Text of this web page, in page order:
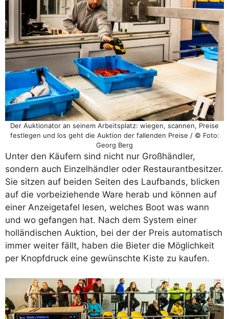
Der Auktionator an seinem Arbeitsplatz: wiegen, scannen, Preise
festlegen und los geht die Auktion der fallenden Preise / © Foto:
Georg Berg
Unter den Käufern sind nicht nur Großhändler,
sondern auch Einzelhändler oder Restaurantbesitzer.
Sie sitzen auf beiden Seiten des Laufbands, blicken
auf die vorbeiziehende Ware herab und können auf
einer Anzeigetafel lesen, welches Boot was wann
und wo gefangen hat. Nach dem System einer
holländischen Auktion, bei der der Preis automatisch
immer weiter fällt, haben die Bieter die Möglichkeit
per Knopfdruck eine gewünschte Kiste zu kaufen.